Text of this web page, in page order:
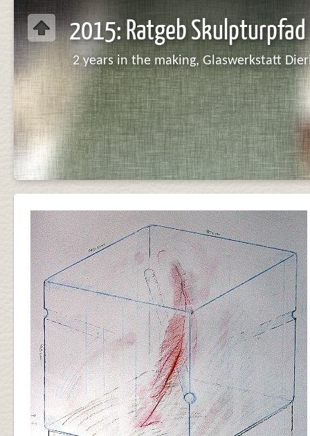
2015: Ratgeb
2 years in the making, Glaswerkstatt